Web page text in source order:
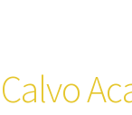
Calvo